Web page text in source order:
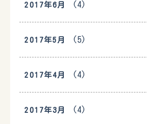
2017年6月 (4)
2017年5月 (5)
2017年4月 (4)
2017年3月 (4)